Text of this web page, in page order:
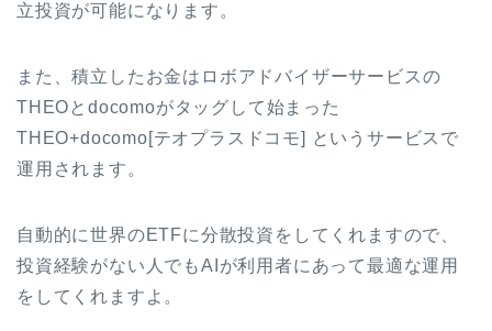
立投資が可能になります。
また、積立したお金はロボアドバイザーサービスの
THEOとdocomoがタッグして始まった
THEO+docomo[テオプラスドコモ] というサービスで
運用されます。
自動的に世界のETFに分散投資をしてくれますので、
投資経験がない人でもAIが利用者にあって最適な運用
をしてくれますよ。